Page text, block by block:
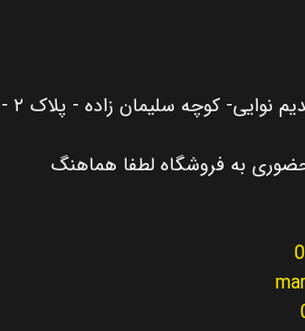
تهران - خیابان ملت - کوچه قدیم نوایی- کوچه سلیمان زاده - پلاک ۲ -
به فروشگاه لطفا هماهنگ